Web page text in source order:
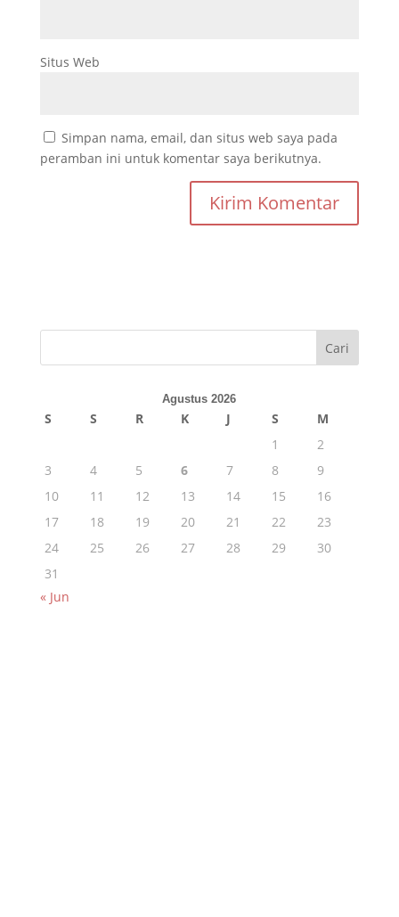
Situs Web
Simpan nama, email, dan situs web saya pada
peramban ini untuk komentar saya berikutnya.
Cari
Agustus 2026
S S R K J S
M
1
2
3
4 5 6 7 8
9
10
11 12 13 14 15
16
17
18 19 20 21 22
23
24
25 26 27 28 29
30
31
« Jun